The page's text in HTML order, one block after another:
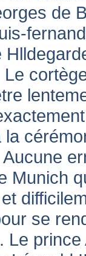
de
Munich
se
Le